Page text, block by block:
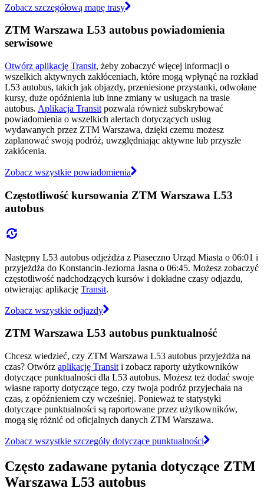
Zobacz szczegółową mapę trasy
ZTM Warszawa L53 autobus powiadomienia
serwisowe
Otwórz aplikację Transit, żeby zobaczyć więcej informacji o
wszelkich aktywnych zakłóceniach, które mogą wpłynąć na rozkład
L53 autobus, takich jak objazdy, przeniesione przystanki, odwołane
kursy, duże opóźnienia lub inne zmiany w usługach na trasie
autobus. Aplikacja Transit pozwala również subskrybować
powiadomienia o wszelkich alertach dotyczących usług
wydawanych przez ZTM Warszawa, dzięki czemu możesz
zaplanować swoją podróż, uwzględniając aktywne lub przyszłe
zakłócenia.
Zobacz wszystkie powiadomienia
Częstotliwość kursowania ZTM Warszawa L53
autobus
Następny L53 autobus odjeżdża z Piaseczno Urząd Miasta o 06:01 i
przyjeżdża do Konstancin-Jeziorna Jasna o 06:45. Możesz zobaczyć
częstotliwość nadchodzących kursów i dokładne czasy odjazdu,
otwierając aplikację Transit.
Zobacz wszystkie odjazdy
ZTM Warszawa L53 autobus punktualność
Chcesz wiedzieć, czy ZTM Warszawa L53 autobus przyjeżdża na
czas? Otwórz aplikację Transit i zobacz raporty użytkowników
dotyczące punktualności dla L53 autobus. Możesz też dodać swoje
własne raporty dotyczące tego, czy twoja podróż przyjechała na
czas, z opóźnieniem czy wcześniej. Ponieważ te statystyki
dotyczące punktualności są raportowane przez użytkowników,
mogą się różnić od oficjalnych danych ZTM Warszawa.
Zobacz wszystkie szczegóły dotyczące punktualności
Często zadawane pytania dotyczące ZTM
Warszawa L53 autobus